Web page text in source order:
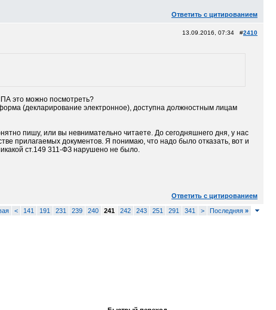
Ответить с цитированием
13.09.2016, 07:34 #2410
это можно посмотреть?
(декларирование электронное), доступна должностным лицам
пишу, или вы невнимательно читаете. До сегодняшнего дня, у нас
прилагаемых документов. Я понимаю, что надо было отказать, вот и
ст.149 311-ФЗ нарушено не было.
Ответить с цитированием
< 141 191 231 239 240 241 242 243 251 291 341 > Последняя »